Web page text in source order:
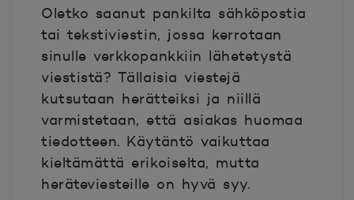
Oletko saanut pankilta sähköpostia
tai tekstiviestin, jossa kerrotaan
sinulle verkkopankkiin lähetetystä
viestistä? Tällaisia viestejä
kutsutaan herätteiksi ja niillä
varmistetaan, että asiakas huomaa
tiedotteen. Käytäntö vaikuttaa
kieltämättä erikoiselta, mutta
heräteviesteille on hyvä syy.